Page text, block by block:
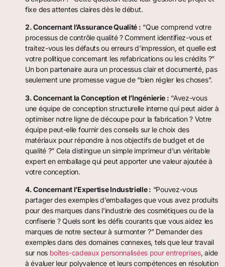
fixe des attentes claires dès le début.
2. Concernant l’Assurance Qualité : “Que comprend votre
processus de contrôle qualité ? Comment identifiez-vous et
traitez-vous les défauts ou erreurs d’impression, et quelle est
votre politique concernant les refabrications ou les crédits ?”
Un bon partenaire aura un processus clair et documenté, pas
seulement une promesse vague de “bien régler les choses”.
3. Concernant la Conception et l’Ingénierie : “Avez-vous
une équipe de conception structurelle interne qui peut aider à
optimiser notre ligne de découpe pour la fabrication ? Votre
équipe peut-elle fournir des conseils sur le choix des
matériaux pour répondre à nos objectifs de budget et de
qualité ?” Cela distingue un simple imprimeur d’un véritable
expert en emballage qui peut apporter une valeur ajoutée à
votre conception.
4. Concernant l’Expertise Industrielle : “Pouvez-vous
partager des exemples d’emballages que vous avez produits
pour des marques dans l’industrie des cosmétiques ou de la
confiserie ? Quels sont les défis courants que vous aidez les
marques de notre secteur à surmonter ?” Demander des
exemples dans des domaines connexes, tels que leur travail
sur nos boîtes-cadeaux personnalisées pour entreprises, aide
à évaluer leur polyvalence et leurs compétences en résolution